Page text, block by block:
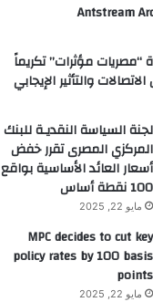
“مصريات مؤثرات” تكريماً
والتأثير الإيجابي
لجنة السياسة النقديـة للبنك
المركزي المصرى تقرر خفض
أسعار العائد الأساسية بواقع
100 نقطة أساس
مايو 22, 2025
MPC decides to cut key
policy rates by 100 basis
points
مايو 22, 2025